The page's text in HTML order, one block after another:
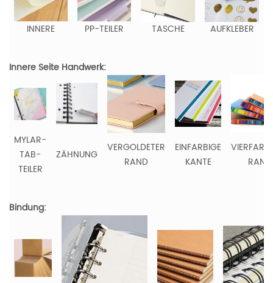
INNERE PP-TEILER TASCHE AUFKLEBER
Innere Seite Handwerk:
MYLAR-
TAB-
TEILER
ZÄHNUNG
VERGOLDETER
RAND
EINFARBIGE
KANTE
RAND
Bindung: